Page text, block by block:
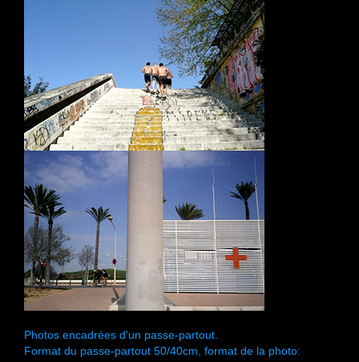
Photos encadrées d'un passe-partout.
Format du passe-partout 50/40cm, format de la photo: